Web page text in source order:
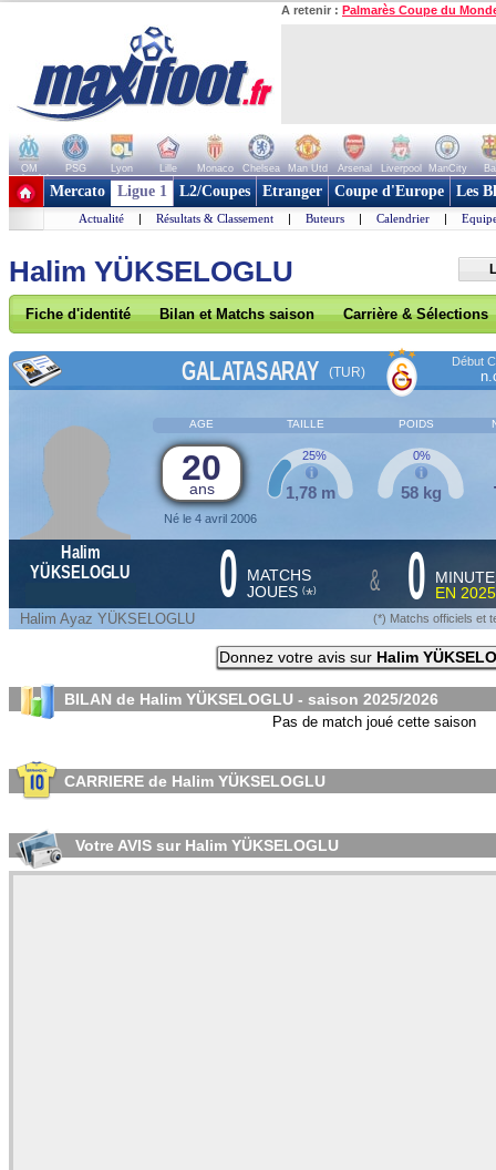
A retenir : Palmarès Coupe du
OM PSG Lyon Lille Monaco Chelsea Man Utd Arsenal Liverpool ManCity
+ de clubs
Mercato Ligue 1 L2/Coupes Etranger Coupe d'Europe Les
Actualité | Résultats & Classement | Buteurs | Calendrier |
Halim YÜKSELOGLU
Fiche d'identité Bilan et Matchs saison Carrière & Sélections
GALATASARAY (TUR)
Début
AGE TAILLE POIDS
20
ans
Né le 4 avril 2006
1,78 m
25%
58 kg
0%
Halim
YÜKSELOGLU
0 MATCHS
JOUES (*) & 0
EN
Halim Ayaz YÜKSELOGLU (*) Matchs officiels et
Donnez votre avis sur Halim
BILAN de Halim YÜKSELOGLU - saison 2025/2026
Pas de match joué cette saison
CARRIERE de Halim YÜKSELOGLU
Votre AVIS sur Halim YÜKSELOGLU